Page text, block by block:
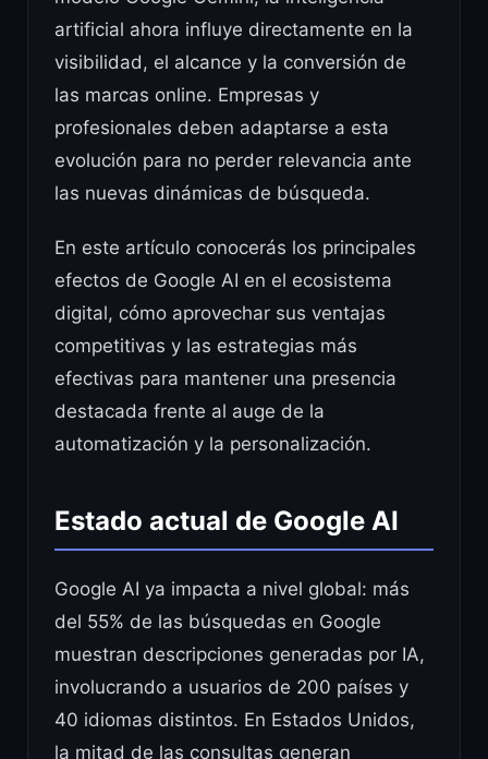
artificial ahora influye directamente en la
visibilidad, el alcance y la conversión de
las marcas online. Empresas y
profesionales deben adaptarse a esta
evolución para no perder relevancia ante
las nuevas dinámicas de búsqueda.
En este artículo conocerás los principales
efectos de Google AI en el ecosistema
digital, cómo aprovechar sus ventajas
competitivas y las estrategias más
efectivas para mantener una presencia
destacada frente al auge de la
automatización y la personalización.
Estado actual de Google AI
Google AI ya impacta a nivel global: más
del 55% de las búsquedas en Google
muestran descripciones generadas por IA,
involucrando a usuarios de 200 países y
40 idiomas distintos. En Estados Unidos,
la mitad de las consultas generan